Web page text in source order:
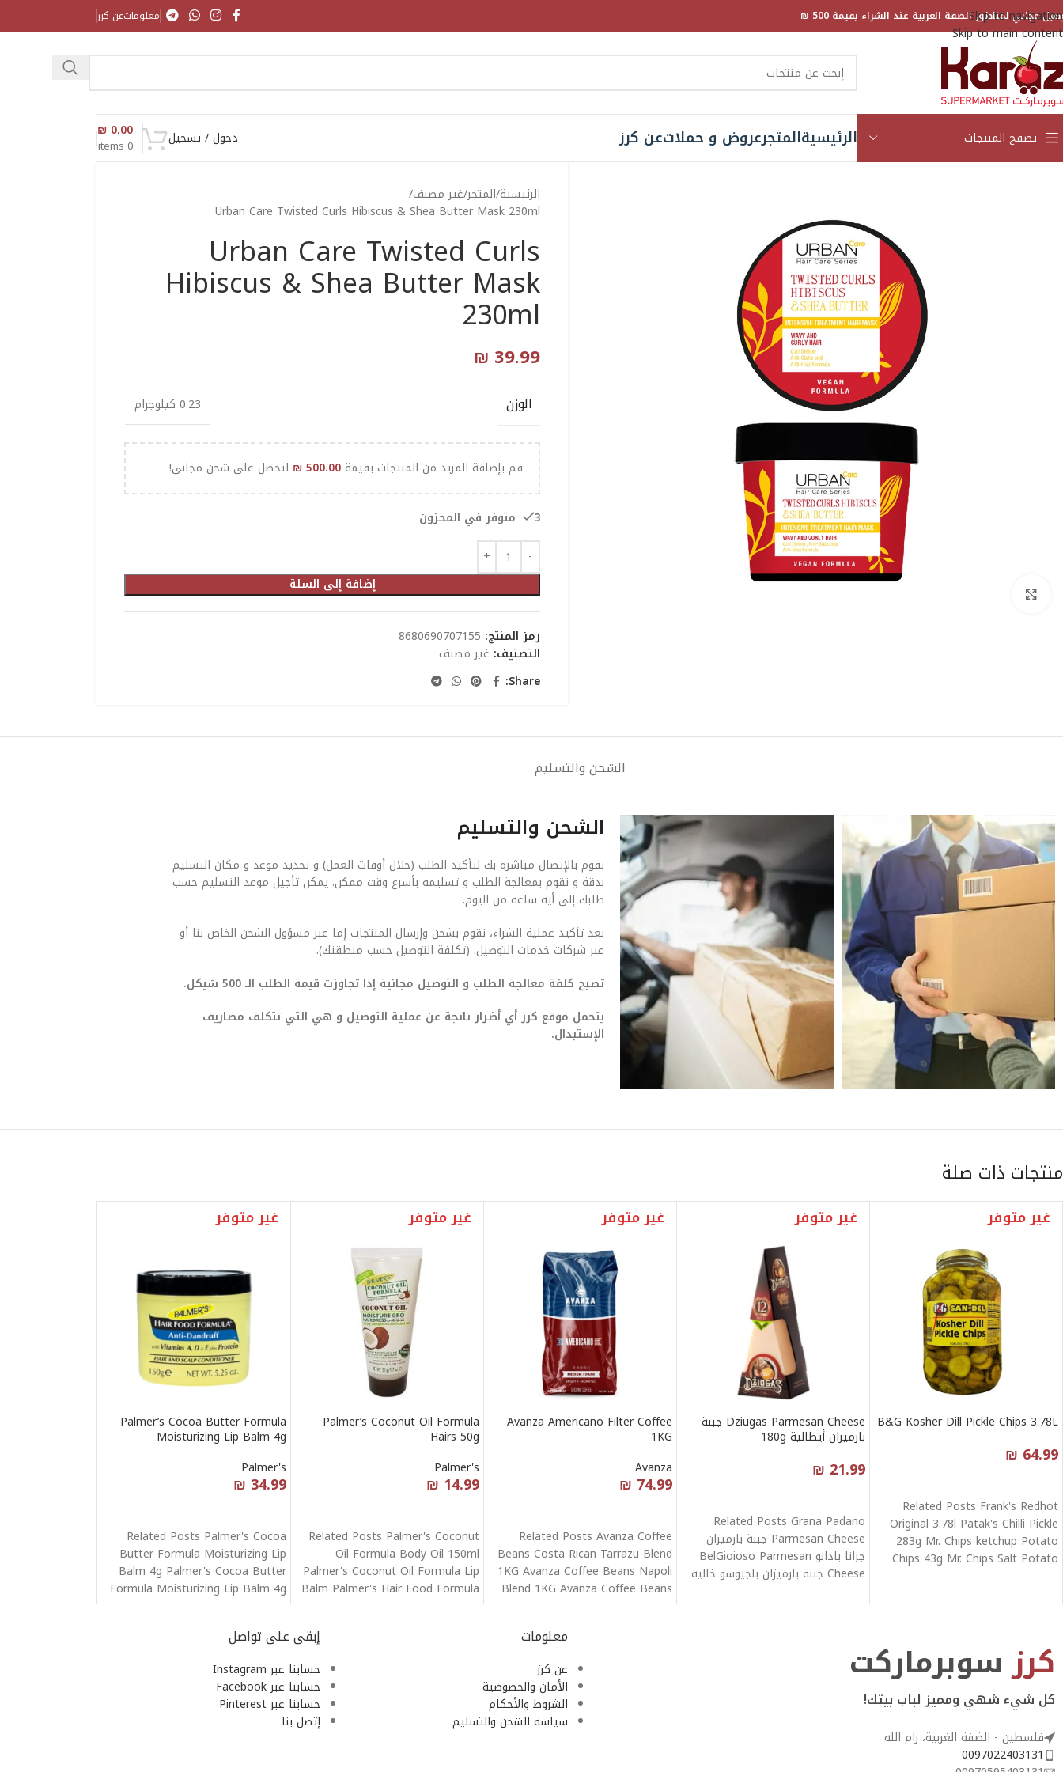
Skip to navigation
Skip to main content
مجاني لمناطق الضفة الغربية عند الشراء بقيمة 500 ₪ معلوماتعن كرز
تصفح المنتجات الرئيسيةالمتجرعروض و حملاتعن كرز دخول / تسجيل 0
items
₪ 0.00
الرئيسية المتجرغير مصنف
Urban Care Twisted Curls Hibiscus & Shea Butter Mask 230ml
Urban Care Twisted Curls
Hibiscus & Shea Butter Mask
230ml
₪ 39.99
الوزن 0.23 كيلوجرام
قم بإضافة المزيد من المنتجات بقيمة ₪500.00 لتحصل على شحن مجاني!
3 متوفر في المخزون
إضافة إلى السلة
رمز المنتج: 8680690707155
التصنيف: غير مصنف
Share:
الشحن والتسليم
الشحن والتسليم
نقوم بالإتصال مباشرة بك لتأكيد الطلب (خلال أوقات العمل) و تحديد موعد و مكان التسليم
بدقة و نقوم بمعالجة الطلب و تسليمه بأسرع وقت ممكن. يمكن تأجيل موعد التسليم حسب
طلبك إلى أية ساعة من اليوم.
بعد تأكيد عملية الشراء، نقوم بشحن وإرسال المنتجات إما عبر مسؤول الشحن الخاص بنا أو
عبر شركات خدمات التوصيل. (تكلفة التوصيل حسب منطقتك).
تصبح كلفة معالجة الطلب و التوصيل مجانية إذا تجاوزت قيمة الطلب الـ 500 شيكل.
يتحمل موقع كرز أي أضرار ناتجة عن عملية التوصيل و هي التي تتكلف مصاريف
الإستبدال.
منتجات ذات صلة
غير متوفر
B&G Kosher Dill Pickle Chips 3.78L
₪ 64.99
Related Posts Frank's Redhot
Original 3.78l Patak's Chilli Pickle
283g Mr. Chips ketchup Potato
Chips 43g Mr. Chips Salt Potato
غير متوفر
Dziugas Parmesan Cheese جبنة
بارميزان أيطالية 180g
₪ 21.99
Related Posts Grana Padano
Parmesan Cheese جبنة بارميزان
جرانا بادانو BelGioioso Parmesan
Cheese جبنة بارميزان بلجيوسو خالية
غير متوفر
Avanza Americano Filter Coffee
1KG
Avanza
₪ 74.99
Related Posts Avanza Coffee
Beans Costa Rican Tarrazu Blend
1KG Avanza Coffee Beans Napoli
Blend 1KG Avanza Coffee Beans
Brazil
غير متوفر
Palmer’s Coconut Oil Formula
Hairs 50g
Palmer's
₪ 14.99
Related Posts Palmer's Coconut
Oil Formula Body Oil 150ml
Palmer's Coconut Oil Formula Lip
Balm Palmer's Hair Food Formula
Tube
غير متوفر
Palmer’s Cocoa Butter Formula
Moisturizing Lip Balm 4g
Palmer's
₪ 34.99
Related Posts Palmer's Cocoa
Butter Formula Moisturizing Lip
Balm 4g Palmer's Cocoa Butter
Formula Moisturizing Lip Balm 4g
Palmer's Cocoa
كرز سوبرماركت
كل شيء شهي ومميز لباب بيتك!
فلسطين - الضفة الغربية، رام الله
0097022403131
معلومات
عن كرز
الأمان والخصوصية
الشروط والأحكام
سياسة الشحن والتسليم
إبقى على تواصل
حسابنا عبر Instagram
حسابنا عبر Facebook
حسابنا عبر Pinterest
إتصل بنا